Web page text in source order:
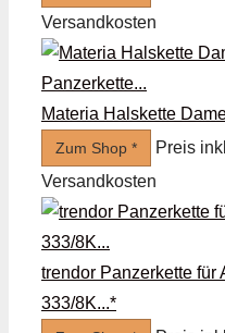
Versandkosten
Materia Halskette
Zum Shop *
Preis
Versandkosten
trendor Panzerkette für
333/8K...*